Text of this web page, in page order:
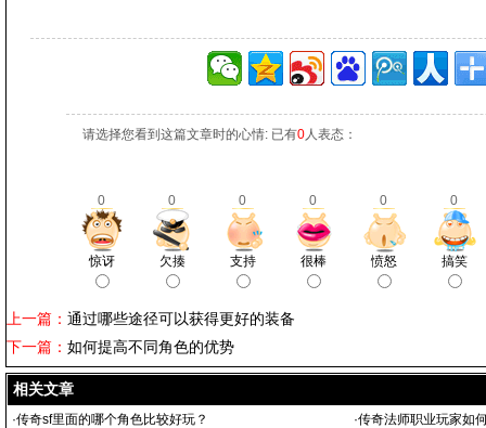
请选择您看到这篇文章时的心情: 已有0人表态：
0 0 0 0 0 0
惊讶 欠揍 支持 很棒 愤怒 搞笑
上一篇： 通过哪些途径可以获得更好的装备
下一篇： 如何提高不同角色的优势
相关文章
·传奇sf里面的哪个角色比较好玩？ ·传奇法师职业玩家如